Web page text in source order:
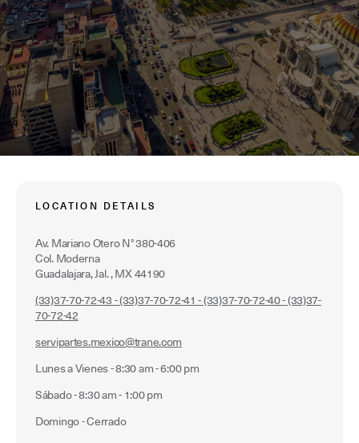
LOCATION DETAILS
Av. Mariano Otero N° 380-406
Col. Moderna
Guadalajara, Jal. , MX 44190
(33)37-70-72-43 - (33)37-70-72-41 - (33)37-70-72-40 - (33)37-
70-72-42
servipartes.mexico@trane.com
Lunes a Vienes - 8:30 am - 6:00 pm
Sábado - 8:30 am - 1:00 pm
Domingo - Cerrado